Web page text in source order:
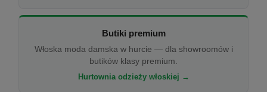
Butiki premium
Włoska moda damska w hurcie — dla showroomów i
butików klasy premium.
Hurtownia odzieży włoskiej →